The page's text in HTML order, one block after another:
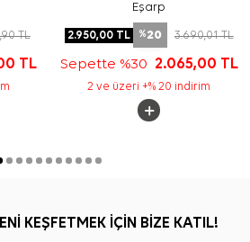
TL
TL
Eşarp
2.950,00TL %20 3.690,01TL
Sepette %30 2.065,00 TL
2 ve üzeri +% 20 indirim
KEŞFETMEK İÇİN BİZE KATIL!